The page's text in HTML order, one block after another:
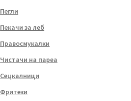
Пегли
Пекачи за леб
Правосмукалки
Чистачи на пареа
Сецкалници
Фритези